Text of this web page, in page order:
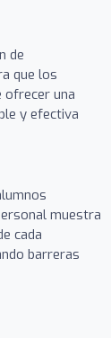
de
que los
ofrecer una
y efectiva
muestra
cada
barreras